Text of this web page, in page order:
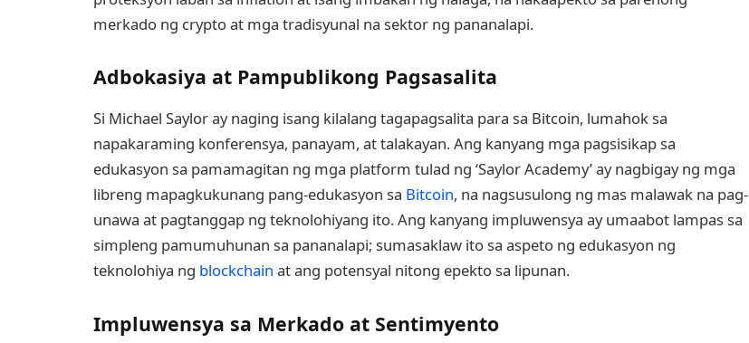
merkado ng crypto at mga tradisyunal na sektor ng pananalapi.
Adbokasiya at Pampublikong Pagsasalita
Si Michael Saylor ay naging isang kilalang tagapagsalita para sa Bitcoin, lumahok sa
napakaraming konferensya, panayam, at talakayan. Ang kanyang mga pagsisikap sa
edukasyon sa pamamagitan ng mga platform tulad ng ‘Saylor Academy’ ay nagbigay ng mga
libreng mapagkukunang pang-edukasyon sa Bitcoin, na nagsusulong ng mas malawak na pag-
unawa at pagtanggap ng teknolohiyang ito. Ang kanyang impluwensya ay umaabot lampas sa
simpleng pamumuhunan sa pananalapi; sumasaklaw ito sa aspeto ng edukasyon ng
teknolohiya ng blockchain at ang potensyal nitong epekto sa lipunan.
Impluwensya sa Merkado at Sentimyento